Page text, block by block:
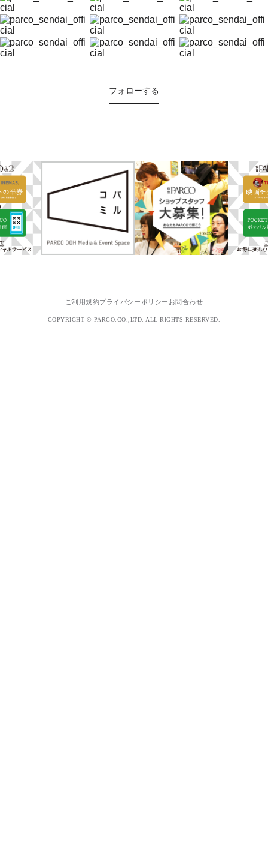
フォローする
ご利用規約プライバシーポリシー お問合わせ
COPYRIGHT © PARCO.CO.,LTD. ALL RIGHTS RESERVED.